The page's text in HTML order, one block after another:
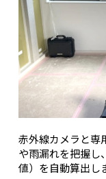
赤外線カメラと専
や雨漏れを把握し
値）を自動算出し